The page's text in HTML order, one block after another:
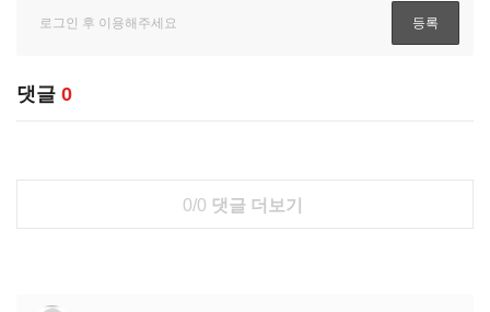
댓글 0
0/0 댓글 더보기